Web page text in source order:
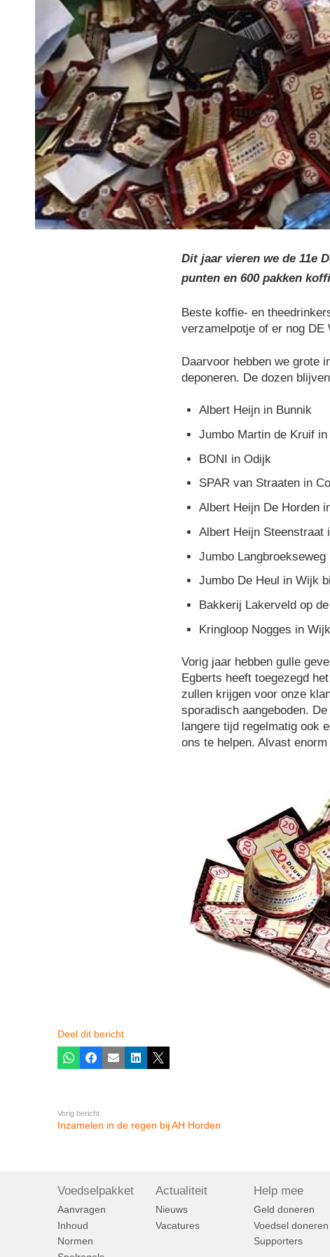
Dit jaar vieren we de 11e
punten en 600 pakken
Beste koffie- en
verzamelpotje of er nog DE
Daarvoor hebben we grote
deponeren. De dozen
Albert Heijn in Bunnik
Jumbo Martin de Kruif in
BONI in Odijk
SPAR van Straaten in
Albert Heijn De Horden
Albert Heijn Steenstraat
Jumbo
Jumbo De Heul in Wijk
Bakkerij Lakerveld op
Kringloop Nogges in
Vorig jaar hebben gulle
Egberts heeft toegezegd
zullen krijgen voor onze
sporadisch aangeboden.
langere tijd regelmatig ook
ons te helpen. Alvast enorm
Deel dit bericht
WhatsappFacebook
E-mailLinkedIn
X
Vorig bericht
Inzamelen in de regen bij AH Horden
Voedselpakket
Aanvragen
Inhoud
Normen
Actualiteit
Nieuws
Vacatures
Help mee
Geld doneren
Voedsel doneren
Supporters